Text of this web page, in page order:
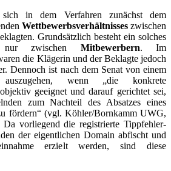
in dem Verfahren zunächst dem
Wettbewerbsverhältnisseszwischen
Grundsätzlich besteht ein solches
nur zwischen Mitbewerbern. Im
die Klägerin und der Beklagte jedoch
Dennoch ist nach dem Senat von einem
auszugehen, wenn „die konkrete
geeignet und darauf gerichtet sei,
zum Nachteil des Absatzes eines
fördern“ (vgl. Köhler/Bornkamm UWG,
vorliegend die registrierte Tippfehler-
der eigentlichen Domain abfischt und
erzielt werden, sind diese